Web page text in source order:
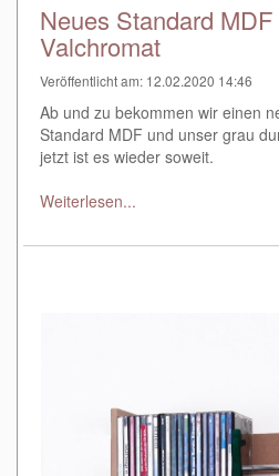
Neues Standard
Valchromat
Veröffentlicht am: 12.02.2020 14:46
Ab und zu bekommen wir einen
Standard MDF und unser grau
jetzt ist es wieder soweit.
Weiterlesen...